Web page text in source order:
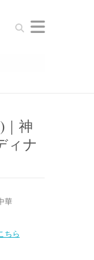
Search
｜神
ィナ
華
ちら